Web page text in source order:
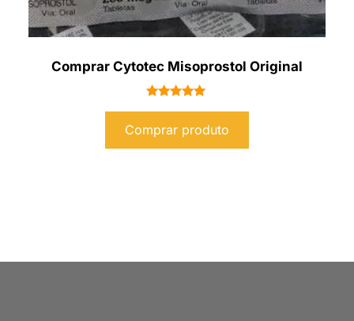
Comprar Cytotec Misoprostol Original
de 5
Comprar produto